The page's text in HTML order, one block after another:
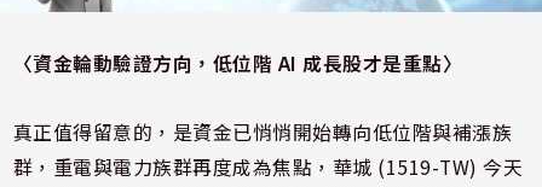
〈資金輪動驗證方向，低位階 AI 成長股才是重點〉
真正值得留意的，是資金已悄悄開始轉向低位階與補漲族
群，重電與電力族群再度成為焦點，華城 (1519-TW) 今天